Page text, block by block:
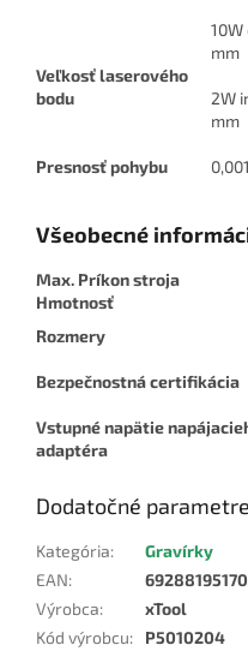
Veľkosť laserového
bodu
mm
2W
mm
Presnosť pohybu
Všeobecné
Max. Príkon stroja
Hmotnosť
Rozmery
Bezpečnostná certifikácia
Vstupné napätie
adaptéra
Dodatočné parametre
Kategória:
Gravírky
EAN:
Výrobca:
xTool
Kód výrobcu: P5010204